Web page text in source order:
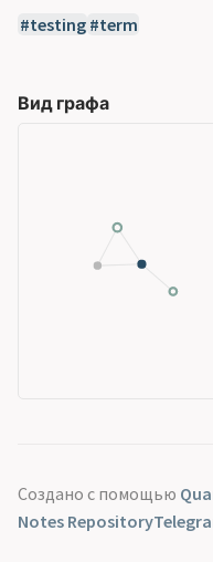
testing term
Вид графа
Создано с помощью
Notes Repository